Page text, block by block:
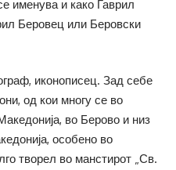
именува и како Гаврил
Беровец или Беровски
иконописец. Зад себе
од кои многу се во
во Берово и низ
особено во
творел во манстирот „Св.